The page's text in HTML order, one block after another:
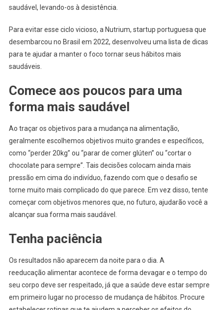
saudável, levando-os à desistência.
Para evitar esse ciclo vicioso, a Nutrium, startup portuguesa que
desembarcou no Brasil em 2022, desenvolveu uma lista de dicas
para te ajudar a manter o foco tornar seus hábitos mais
saudáveis.
Comece aos poucos para uma
forma mais saudável
Ao traçar os objetivos para a mudança na alimentação,
geralmente escolhemos objetivos muito grandes e específicos,
como “perder 20kg” ou “parar de comer glúten” ou “cortar o
chocolate para sempre”. Tais decisões colocam ainda mais
pressão em cima do indivíduo, fazendo com que o desafio se
torne muito mais complicado do que parece. Em vez disso, tente
começar com objetivos menores que, no futuro, ajudarão você a
alcançar sua forma mais saudável.
Tenha paciência
Os resultados não aparecem da noite para o dia. A
reeducação alimentar acontece de forma devagar e o tempo do
seu corpo deve ser respeitado, já que a saúde deve estar sempre
em primeiro lugar no processo de mudança de hábitos. Procure